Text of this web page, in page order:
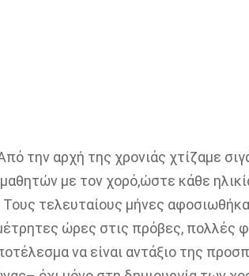
την αρχή της χρονιάς χτίζαμε
με τον χορό,ώστε κάθε
Τους τελευταίους μήνες
ώρες στις πρόβες, πολλές
να είναι αντάξιο της